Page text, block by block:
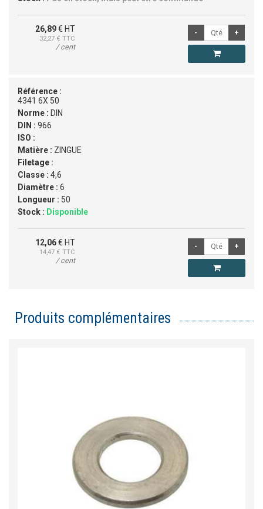
26,89€ HT
32,27 € TTC
/ cent
Référence :
4341 6X 50
Norme : DIN
DIN : 966
ISO :
Matière : ZINGUE
Filetage :
Classe : 4,6
Diamètre : 6
Longueur : 50
Stock : Disponible
12,06€ HT
14,47 € TTC
/ cent
Produits complémentaires